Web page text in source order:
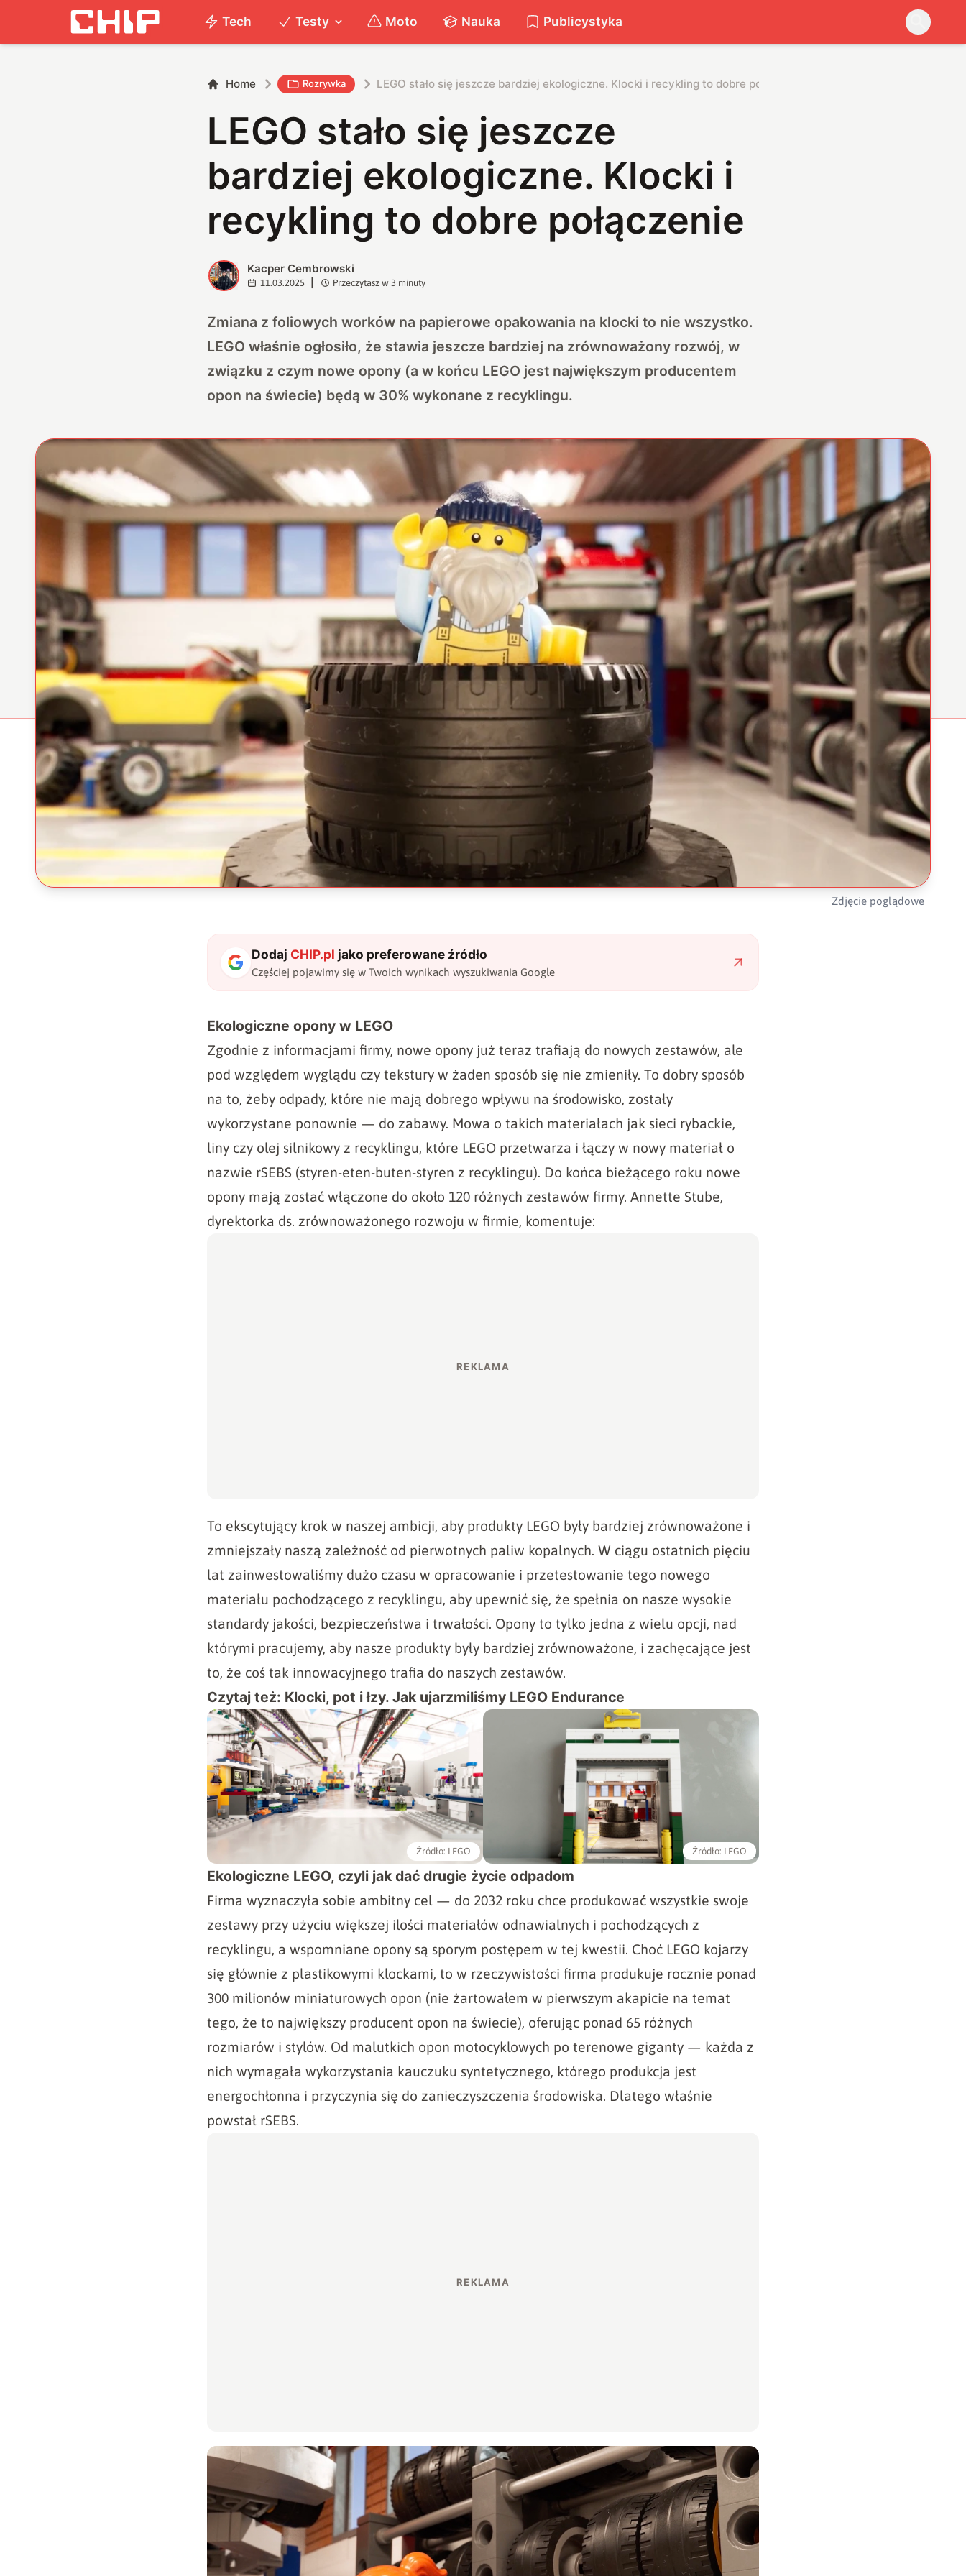
Tech Testy Moto Nauka Publicystyka
Home Rozrywka LEGO stało się jeszcze bardziej ekologiczne. Klocki i recykling to dobre połączenie
LEGO stało się jeszcze
bardziej ekologiczne. Klocki i
recykling to dobre połączenie
K Kacper Cembrowski
11.03.2025 Przeczytasz w3 minuty
Zmiana z foliowych worków na papierowe opakowania na klocki to nie wszystko.
LEGO właśnie ogłosiło, że stawia jeszcze bardziej na zrównoważony rozwój, w
związku z czym nowe opony (a w końcu LEGO jest największym producentem
opon na świecie) będą w 30% wykonane z recyklingu.
Zdjęcie poglądowe
Dodaj CHIP.pl jako preferowane źródło
Częściej pojawimy się w Twoich wynikach wyszukiwania Google
Ekologiczne opony w LEGO
Zgodnie z informacjami firmy, nowe opony już teraz trafiają do nowych zestawów, ale
pod względem wyglądu czy tekstury w żaden sposób się nie zmieniły. To dobry sposób
na to, żeby odpady, które nie mają dobrego wpływu na środowisko, zostały
wykorzystane ponownie — do zabawy. Mowa o takich materiałach jak sieci rybackie,
liny czy olej silnikowy z recyklingu, które LEGO przetwarza i łączy w nowy materiał o
nazwie rSEBS (styren-eten-buten-styren z recyklingu). Do końca bieżącego roku nowe
opony mają zostać włączone do około 120 różnych zestawów firmy. Annette Stube,
dyrektorka ds. zrównoważonego rozwoju w firmie, komentuje:
To ekscytujący krok w naszej ambicji, aby produkty LEGO były bardziej zrównoważone i
zmniejszały naszą zależność od pierwotnych paliw kopalnych. W ciągu ostatnich pięciu
lat zainwestowaliśmy dużo czasu w opracowanie i przetestowanie tego nowego
materiału pochodzącego z recyklingu, aby upewnić się, że spełnia on nasze wysokie
standardy jakości, bezpieczeństwa i trwałości. Opony to tylko jedna z wielu opcji, nad
którymi pracujemy, aby nasze produkty były bardziej zrównoważone, i zachęcające jest
to, że coś tak innowacyjnego trafia do naszych zestawów.
Czytaj też: Klocki, pot i łzy. Jak ujarzmiliśmy LEGO Endurance
Źródło: LEGO Źródło: LEGO
Ekologiczne LEGO, czyli jak dać drugie życie odpadom
Firma wyznaczyła sobie ambitny cel — do 2032 roku chce produkować wszystkie swoje
zestawy przy użyciu większej ilości materiałów odnawialnych i pochodzących z
recyklingu, a wspomniane opony są sporym postępem w tej kwestii. Choć LEGO kojarzy
się głównie z plastikowymi klockami, to w rzeczywistości firma produkuje rocznie ponad
300 milionów miniaturowych opon (nie żartowałem w pierwszym akapicie na temat
tego, że to największy producent opon na świecie), oferując ponad 65 różnych
rozmiarów i stylów. Od malutkich opon motocyklowych po terenowe giganty — każda z
nich wymagała wykorzystania kauczuku syntetycznego, którego produkcja jest
energochłonna i przyczynia się do zanieczyszczenia środowiska. Dlatego właśnie
powstał rSEBS.